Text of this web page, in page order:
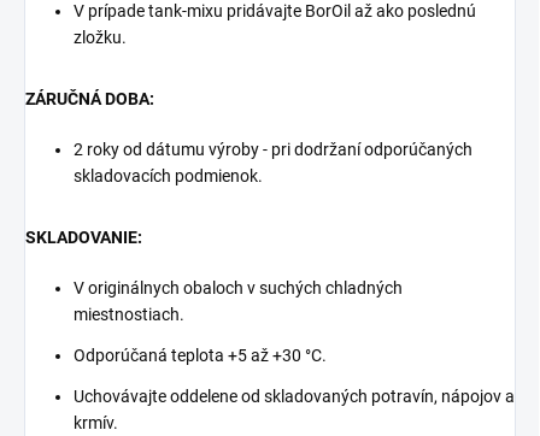
V prípade tank-mixu pridávajte BorOil až ako poslednú
zložku.
ZÁRUČNÁ DOBA:
2 roky od dátumu výroby - pri dodržaní odporúčaných
skladovacích podmienok.
SKLADOVANIE:
V originálnych obaloch v suchých chladných
miestnostiach.
Odporúčaná teplota +5 až +30 °C.
Uchovávajte oddelene od skladovaných potravín, nápojov a
krmív.